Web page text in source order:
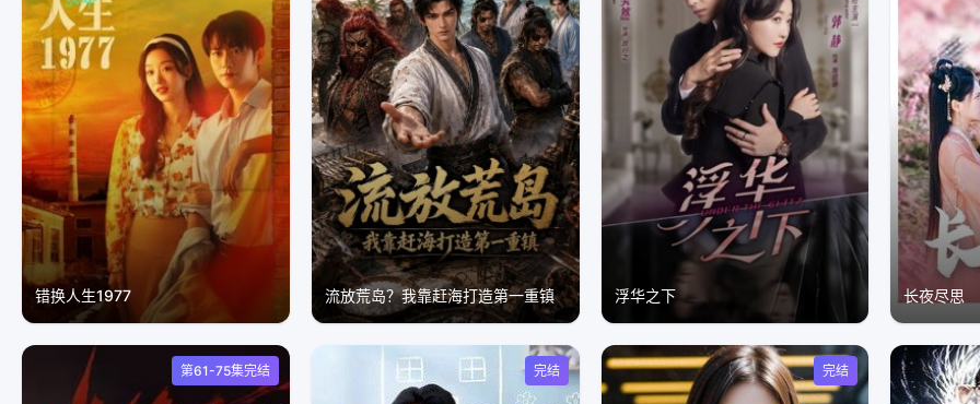
错换人生1977 流放荒岛？我靠赶海打造第一重镇 浮华之下 长夜尽思
第61-75集完结 完结 完结